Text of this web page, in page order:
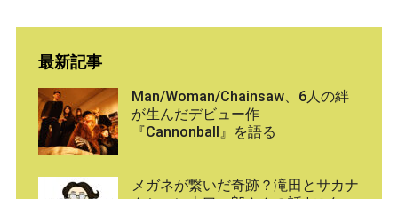
最新記事
Man/Woman/Chainsaw、6人の絆
が生んだデビュー作
『Cannonball』を語る
メガネが繋いだ奇跡？滝田とサカナ